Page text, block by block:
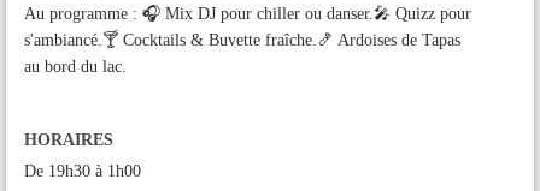
Au programme : 🎧 Mix DJ pour chiller ou danser.🎤 Quizz pour
s'ambiancé.🍸 Cocktails & Buvette fraîche.🍤 Ardoises de Tapas
au bord du lac.
HORAIRES
De 19h30 à 1h00